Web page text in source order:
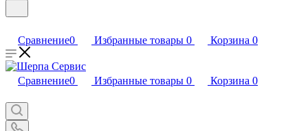
Сравнение0 Избранные товары 0 Корзина 0
Сравнение0 Избранные товары 0 Корзина 0